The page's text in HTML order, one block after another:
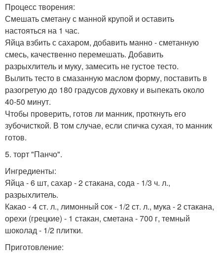
Процесс творения:
Смешать сметану с манной крупой и оставить
настояться на 1 час.
Яйца взбить с сахаром, добавить манно - сметанную
смесь, качественно перемешать. Добавить
разрыхлитель и муку, замесить не густое тесто.
Вылить тесто в смазанную маслом форму, поставить в
разогретую до 180 градусов духовку и выпекать около
40-50 минут.
Чтобы проверить, готов ли манник, проткнуть его
зубочисткой. В том случае, если спичка сухая, то манник
готов.
5. торт "Панчо".
Ингредиенты:
Яйца - 6 шт, сахар - 2 стакана, сода - 1/3 ч. л.,
разрыхлитель.
Какао - 4 ст. л., лимонный сок - 1/2 ст. л., мука - 2 стакана,
орехи (грецкие) - 1 стакан, сметана - 700 г, темный
шоколад - 1/2 плитки.
Приготовление: